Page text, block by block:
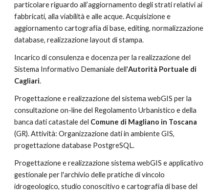
particolare riguardo all’aggiornamento degli strati relativi ai
fabbricati, alla viabilità e alle acque. Acquisizione e
aggiornamento cartografia di base, editing, normalizzazione
database, realizzazione layout di stampa.
Incarico di consulenza e docenza per la realizzazione del
Sistema Informativo Demaniale dell'Autorità Portuale di
Cagliari.
Progettazione e realizzazione del sistema webGIS per la
consultazione on-line del Regolamento Urbanistico e della
banca dati catastale del
(GR). Attività: Organizzazione dati in ambiente GIS,
progettazione database PostgreSQL.
Progettazione e realizzazione sistema webGIS e applicativo
gestionale per l'archivio delle pratiche di vincolo